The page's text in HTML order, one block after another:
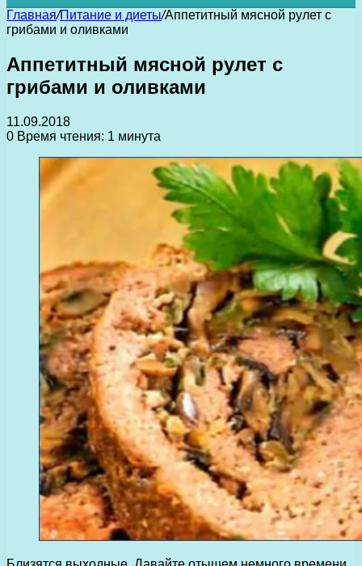
Главная/Питание и диеты/Аппетитный мясной рулет с
грибами и оливками
Аппетитный мясной рулет с
грибами и оливками
11.09.2018
0 Время чтения: 1 минута